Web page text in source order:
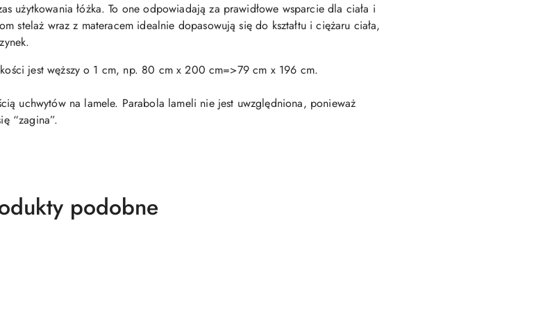
użytkowania łóżka. To one odpowiadają za prawidłowe wsparcie dla ciała i
stelaż wraz z materacem idealnie dopasowują się do kształtu i ciężaru ciała,
jest węższy o 1 cm, np. 80 cm x 200 cm=>79 cm x 196 cm.
uchwytów na lamele. Parabola lameli nie jest uwzględniona, ponieważ
“zagina”.
podobne